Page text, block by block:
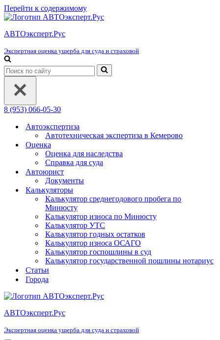
Перейти к содержимому
АВТОэксперт.Рус
Экспертная оценка ущерба для суда и страховой
Искать...
8 (953) 066-05-30
Автоэкспертиза
Автотехническая экспертиза в Кемерово
Оценка
Оценка для наследства
Справка для суда
Автоюрист
Документы
Калькуляторы
Калькулятор среднегодового пробега по
Минюсту
Калькулятор износа по Минюсту
Калькулятор УТС
Калькулятор годных остатков
Калькулятор износа ОСАГО
Калькулятор госпошлины в суд
Калькулятор государственной пошлины нотариус
Статьи
Города
АВТОэксперт.Рус
Экспертная оценка ущерба для суда и страховой